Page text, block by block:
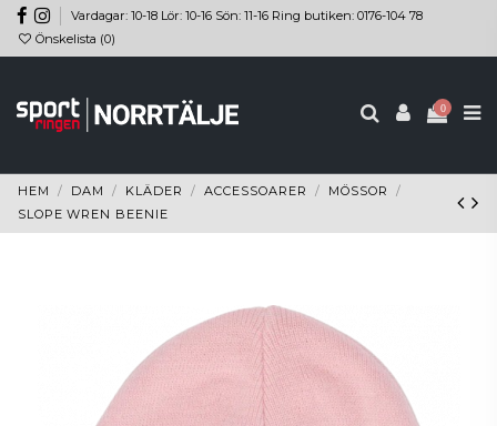
Vardagar: 10-18 Lör: 10-16 Sön: 11-16 Ring butiken: 0176-104 78
Önskelista (0)
0
HEM DAM KLÄDER ACCESSOARER
MÖSSOR
SLOPE WREN BEENIE